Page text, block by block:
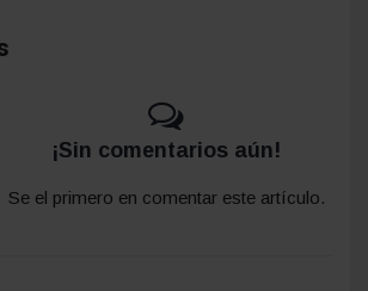
¡Sin comentarios aún!
Se el primero en comentar este artículo.